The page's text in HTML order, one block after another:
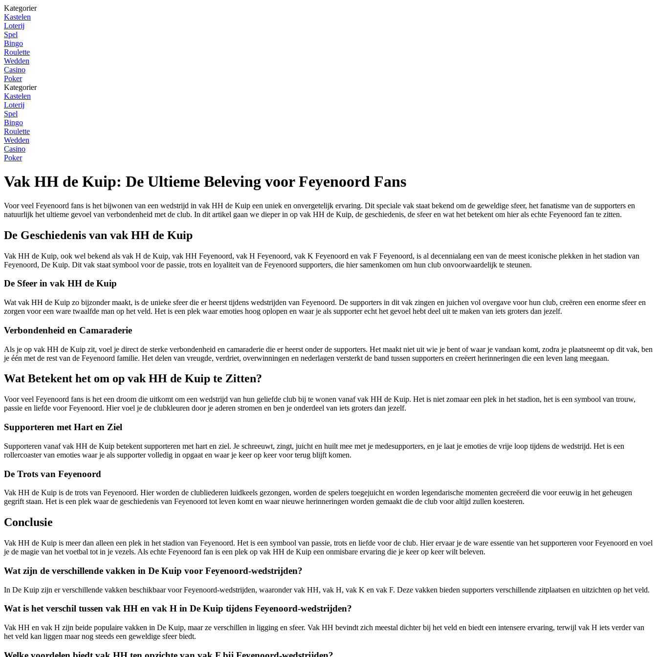
Kategorier
Kastelen
Loterij
Spel
Bingo
Roulette
Wedden
Casino
Poker
Kategorier
Kastelen
Loterij
Spel
Bingo
Roulette
Wedden
Casino
Poker
Vak HH de Kuip: De Ultieme Beleving voor Feyenoord Fans
Voor veel Feyenoord fans is het bijwonen van een wedstrijd in vak HH de Kuip een uniek en onvergetelijk ervaring. Dit speciale vak staat bekend om de geweldige sfeer, het fanatisme van de supporters en
natuurlijk het ultieme gevoel van verbondenheid met de club. In dit artikel gaan we dieper in op vak HH de Kuip, de geschiedenis, de sfeer en wat het betekent om hier als echte Feyenoord fan te zitten.
De Geschiedenis van vak HH de Kuip
Vak HH de Kuip, ook wel bekend als vak H de Kuip, vak HH Feyenoord, vak H Feyenoord, vak K Feyenoord en vak F Feyenoord, is al decennialang een van de meest iconische plekken in het stadion van
Feyenoord, De Kuip. Dit vak staat symbool voor de passie, trots en loyaliteit van de Feyenoord supporters, die hier samenkomen om hun club onvoorwaardelijk te steunen.
De Sfeer in vak HH de Kuip
Wat vak HH de Kuip zo bijzonder maakt, is de unieke sfeer die er heerst tijdens wedstrijden van Feyenoord. De supporters in dit vak zingen en juichen vol overgave voor hun club, creëren een enorme sfeer en
zorgen voor een ware twaalfde man op het veld. Het is een plek waar emoties hoog oplopen en waar je als supporter echt het gevoel hebt deel uit te maken van iets groters dan jezelf.
Verbondenheid en Camaraderie
Als je op vak HH de Kuip zit, voel je direct de sterke verbondenheid en camaraderie die er heerst onder de supporters. Het maakt niet uit wie je bent of waar je vandaan komt, zodra je plaatsneemt op dit vak, ben
je één met de rest van de Feyenoord familie. Het delen van vreugde, verdriet, overwinningen en nederlagen versterkt de band tussen supporters en creëert herinneringen die een leven lang meegaan.
Wat Betekent het om op vak HH de Kuip te Zitten?
Voor veel Feyenoord fans is het een droom die uitkomt om een wedstrijd van hun geliefde club bij te wonen vanaf vak HH de Kuip. Het is niet zomaar een plek in het stadion, het is een symbool van trouw,
passie en liefde voor Feyenoord. Hier voel je de clubkleuren door je aderen stromen en ben je onderdeel van iets groters dan jezelf.
Supporteren met Hart en Ziel
Supporteren vanaf vak HH de Kuip betekent supporteren met hart en ziel. Je schreeuwt, zingt, juicht en huilt mee met je medesupporters, en je laat je emoties de vrije loop tijdens de wedstrijd. Het is een
rollercoaster van emoties waar je als supporter volledig in opgaat en waar je keer op keer voor terug blijft komen.
De Trots van Feyenoord
Vak HH de Kuip is de trots van Feyenoord. Hier worden de clubliederen luidkeels gezongen, worden de spelers toegejuicht en worden legendarische momenten gecreëerd die voor eeuwig in het geheugen
gegrift staan. Het is een plek waar de geschiedenis van Feyenoord tot leven komt en waar nieuwe herinneringen worden gemaakt die de club voor altijd zullen koesteren.
Conclusie
Vak HH de Kuip is meer dan alleen een plek in het stadion van Feyenoord. Het is een symbool van passie, trots en liefde voor de club. Hier ervaar je de ware essentie van het supporteren voor Feyenoord en voel
je de magie van het voetbal tot in je vezels. Als echte Feyenoord fan is een plek op vak HH de Kuip een onmisbare ervaring die je keer op keer wilt beleven.
Wat zijn de verschillende vakken in De Kuip voor Feyenoord-wedstrijden?
In De Kuip zijn er verschillende vakken beschikbaar voor Feyenoord-wedstrijden, waaronder vak HH, vak H, vak K en vak F. Deze vakken bieden supporters verschillende zitplaatsen en uitzichten op het veld.
Wat is het verschil tussen vak HH en vak H in De Kuip tijdens Feyenoord-wedstrijden?
Vak HH en vak H zijn beide populaire vakken in De Kuip, maar ze verschillen in ligging en sfeer. Vak HH bevindt zich meestal dichter bij het veld en biedt een intensere ervaring, terwijl vak H iets verder van
het veld kan liggen maar nog steeds een geweldige sfeer biedt.